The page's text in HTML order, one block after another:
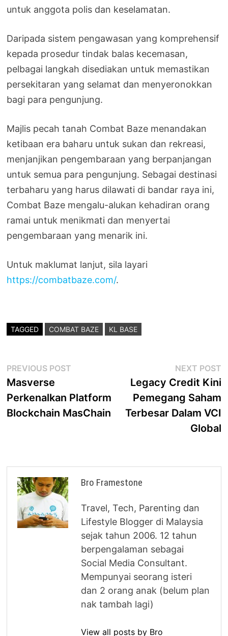
untuk anggota polis dan keselamatan.
Daripada sistem pengawasan yang komprehensif
kepada prosedur tindak balas kecemasan,
pelbagai langkah disediakan untuk memastikan
persekitaran yang selamat dan menyeronokkan
bagi para pengunjung.
Majlis pecah tanah Combat Baze menandakan
ketibaan era baharu untuk sukan dan rekreasi,
menjanjikan pengembaraan yang berpanjangan
untuk semua para pengunjung. Sebagai destinasi
terbaharu yang harus dilawati di bandar raya ini,
Combat Baze mengalu-alukan kehadiran orang
ramai untuk menikmati dan menyertai
pengembaraan yang menarik ini.
Untuk maklumat lanjut, sila layari
https://combatbaze.com/.
TAGGED COMBAT BAZE KL BASE
Post
navigation
PREVIOUS POST
Masverse
Perkenalkan Platform
Blockchain MasChain
NEXT POST
Legacy Credit Kini
Pemegang Saham
Terbesar Dalam VCI
Global
Bro Framestone
Travel, Tech, Parenting dan
Lifestyle Blogger di Malaysia
sejak tahun 2006. 12 tahun
berpengalaman sebagai
Social Media Consultant.
Mempunyai seorang isteri
dan 2 orang anak (belum plan
nak tambah lagi)
View all posts by Bro